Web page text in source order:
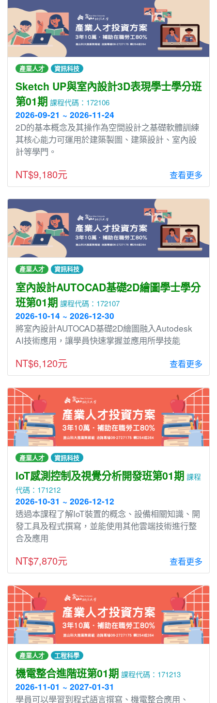
產業人才 資訊科技
Sketch UP與室內設計3D表現學士學分班
第01期 課程代碼：172106
2026-09-21 ~ 2026-11-24
2D的基本概念及其操作為空間設計之基礎軟體訓練
其核心能力可運用於建築製圖、建築設計、室內設
計等學門。
NT$9,180元 查看更多
產業人才 資訊科技
室內設計AUTOCAD基礎2D繪圖學士學分
班第01期 課程代碼：172107
2026-10-14 ~ 2026-12-30
將室內設計AUTOCAD基礎2D繪圖融入Autodesk
AI技術應用，讓學員快速掌握並應用所學技能
NT$6,120元 查看更多
產業人才 資訊科技
IoT感測控制及視覺分析開發班第01期 課程
代碼：171212
2026-10-31 ~ 2026-12-12
透過本課程了解IoT裝置的概念、設備相關知識、開
發工具及程式撰寫，並能使用其他雲端技術進行整
合及應用
NT$7,870元 查看更多
產業人才 工程科學
機電整合進階班第01期 課程代碼：171213
2026-11-01 ~ 2027-01-31
學員可以學習到程式語言撰寫、機電整合應用、